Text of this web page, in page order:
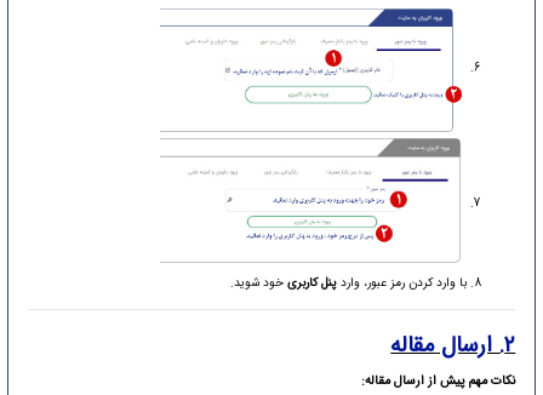
با وارد کردن رمز عبور، وارد پنل کاربریخود شوید.
۲. ارسال مقاله
نکات مهم پیش از ارسال مقاله: